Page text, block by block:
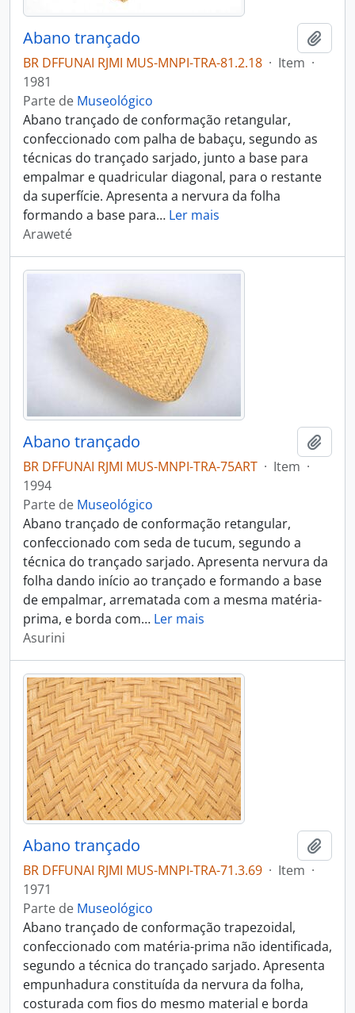
Abano trançado
BR DFFUNAI RJMI MUS-MNPI-TRA-81.2.18 · Item ·
1981
Parte de Museológico
Abano trançado de conformação retangular,
confeccionado com palha de babaçu, segundo as
técnicas do trançado sarjado, junto a base para
empalmar e quadricular diagonal, para o restante
da superfície. Apresenta a nervura da folha
formando a base para… Ler mais
Araweté
Abano trançado
BR DFFUNAI RJMI MUS-MNPI-TRA-75ART · Item ·
1994
Parte de Museológico
Abano trançado de conformação retangular,
confeccionado com seda de tucum, segundo a
técnica do trançado sarjado. Apresenta nervura da
folha dando início ao trançado e formando a base
de empalmar, arrematada com a mesma matéria-
prima, e borda com… Ler mais
Asurini
Abano trançado
BR DFFUNAI RJMI MUS-MNPI-TRA-71.3.69 · Item ·
1971
Parte de Museológico
Abano trançado de conformação trapezoidal,
confeccionado com matéria-prima não identificada,
segundo a técnica do trançado sarjado. Apresenta
empunhadura constituída da nervura da folha,
costurada com fios do mesmo material e borda